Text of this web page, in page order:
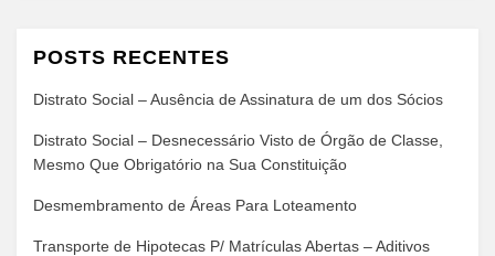
POSTS RECENTES
Distrato Social – Ausência de Assinatura de um dos Sócios
Distrato Social – Desnecessário Visto de Órgão de Classe,
Mesmo Que Obrigatório na Sua Constituição
Desmembramento de Áreas Para Loteamento
Transporte de Hipotecas P/ Matrículas Abertas – Aditivos